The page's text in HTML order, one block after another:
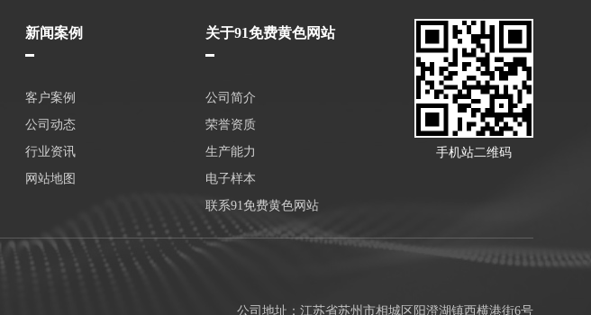
新闻案例
客户案例
公司动态
行业资讯
网站地图
关于91免费黄色网站
公司简介
荣誉资质
生产能力
电子样本
联系91免费黄色网站
手机站二维码
公司地址：江苏省苏州市相城区阳澄湖镇西横港街6号